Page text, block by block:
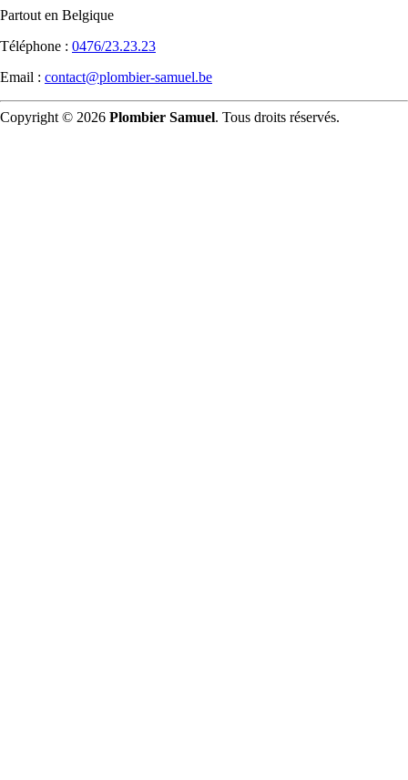
Partout en Belgique
Téléphone : 0476/23.23.23
Email : contact@plombier-samuel.be
Copyright © 2026 Plombier Samuel. Tous droits réservés.